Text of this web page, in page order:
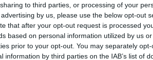
to third parties, or processing of your
by us, please use the below opt-out
that after your opt-out request is processed
based on personal information utilized by us
prior to your opt-out. You may separately
information by third parties on the IAB’s list of
να δίνουν μάχη με
Γεωργίας και Δασών
οι πυρκαγιές στο Μπολού
Τσανάκαλε και στο Ντικίλι